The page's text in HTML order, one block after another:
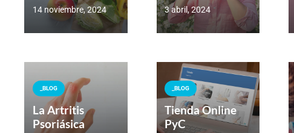
14 noviembre, 2024 3 abril, 2024
_BLOG
La Artritis
Psoriásica
_BLOG
Tienda Online
PyC